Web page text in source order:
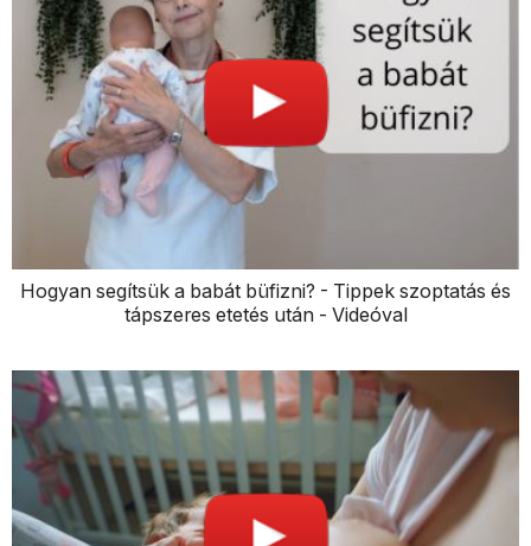
Hogyan segítsük a babát büfizni? - Tippek szoptatás és
tápszeres etetés után - Videóval